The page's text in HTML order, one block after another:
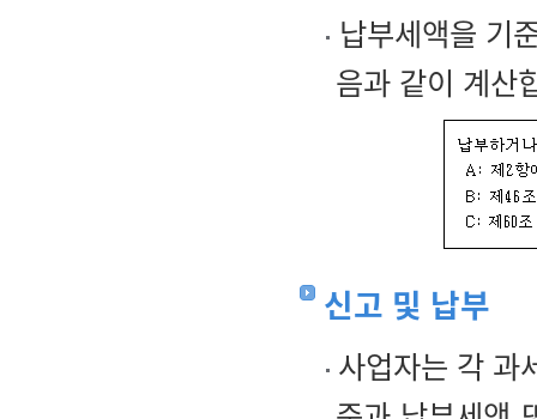
납부세액을 기
음과 같이 계산
신고 및 납부
사업자는 각 과